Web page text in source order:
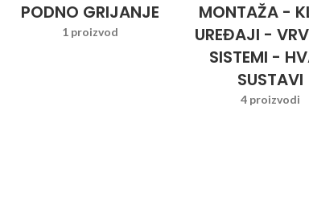
PODNO GRIJANJE
1 proizvod
MONTAŽA -
UREĐAJI -
SISTEMI -
SUSTAVI
4 proizvodi